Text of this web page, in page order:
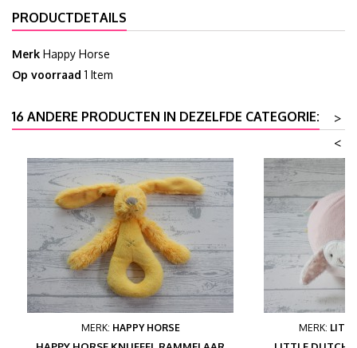
PRODUCTDETAILS
Merk Happy Horse
Op voorraad 1 Item
16 ANDERE PRODUCTEN IN DEZELFDE CATEGORIE:
>
<
MERK: HAPPY HORSE MERK: